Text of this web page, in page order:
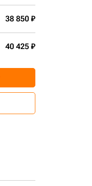
38 850 ₽
40 425 ₽